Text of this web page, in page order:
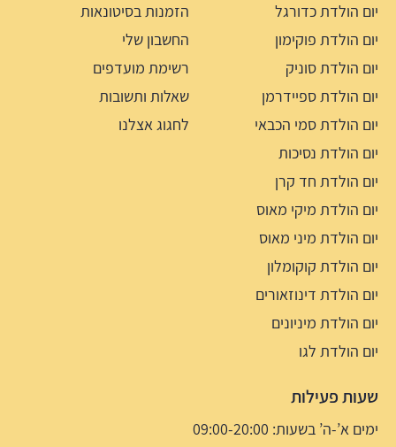
יום הולדת כדורגל
יום הולדת פוקימון
יום הולדת סוניק
יום הולדת ספיידרמן
יום הולדת סמי הכבאי
יום הולדת נסיכות
יום הולדת חד קרן
יום הולדת מיקי מאוס
יום הולדת מיני מאוס
יום הולדת קוקומלון
יום הולדת דינוזאורים
יום הולדת מיניונים
יום הולדת לגו
הזמנות בסיטונאות
החשבון שלי
רשימת מועדפים
שאלות ותשובות
לחגוג אצלנו
שעות פעילות
ימים א’-ה’ בשעות: 09:00-20:00